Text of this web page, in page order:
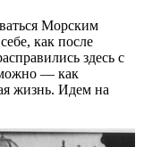
Морским
как после
здесь с
— как
жизнь. Идем на